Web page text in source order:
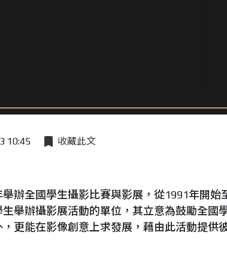
10:45 收藏此文
辦全國學生攝影比賽與影展，從1991年開始
舉辦攝影展活動的單位，其立意為鼓勵全國
更能在影像創意上求發展，藉由此活動提供